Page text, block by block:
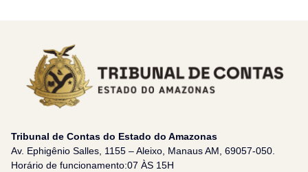
Tribunal de Contas do Estado do Amazonas
Av. Ephigênio Salles, 1155 – Aleixo, Manaus AM, 69057-050.
Horário de funcionamento:07 ÀS 15H